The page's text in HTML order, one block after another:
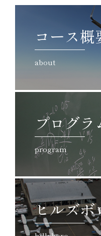
コース概
about
プログラ
program
ヒルズボ